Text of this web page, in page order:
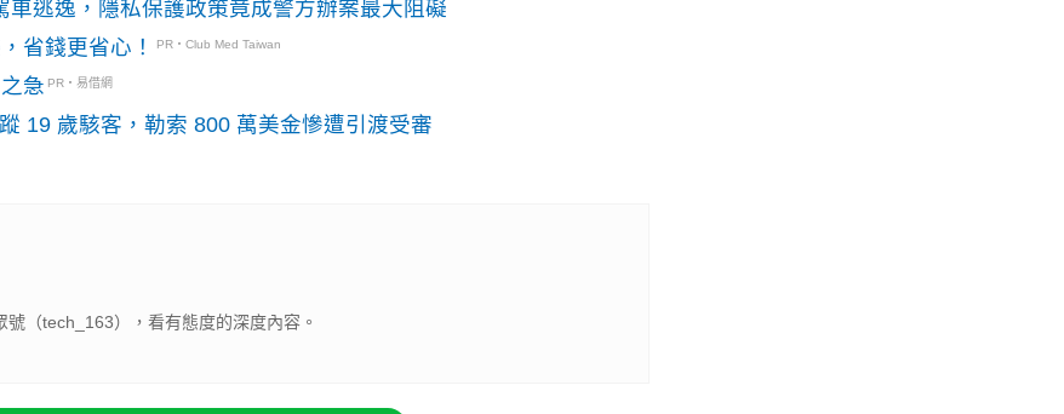
逃逸，隱私保護政策竟成警方辦案最大阻礙
省錢更省心！
PR・Club Med Taiwan
急 PR・易借網
19 歲駭客，勒索 800 萬美金慘遭引渡受審
（tech_163），看有態度的深度內容。